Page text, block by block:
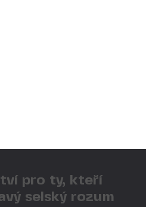
pro ty, kteří
selský rozum